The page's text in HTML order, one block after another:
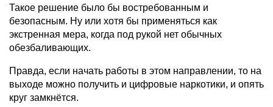
Такое решение было бы востребованным и
безопасным. Ну или хотя бы применяться как
экстренная мера, когда под рукой нет обычных
обезбаливающих.
Правда, если начать работы в этом направлении, то на
выходе можно получить и цифровые наркотики, и опять
круг замкнётся.